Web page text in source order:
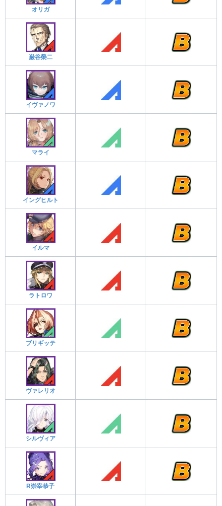
オリガ
巌谷榮二
イヴァノワ
マライ
イングヒルト
イルマ
ラトロワ
ブリギッテ
ヴァレリオ
シルヴィア
R崇宰恭子